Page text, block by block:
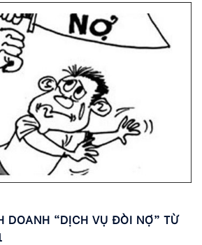
DOANH “DỊCH VỤ ĐÒI NỢ” TỪ